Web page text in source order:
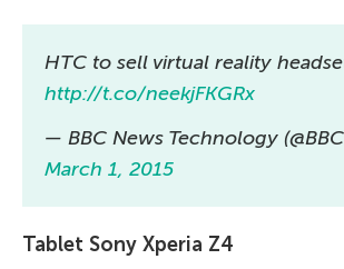
HTC to sell virtual reality
http://t.co/neekjFKGRx
— BBC News Technology
March 1, 2015
Tablet Sony Xperia Z4